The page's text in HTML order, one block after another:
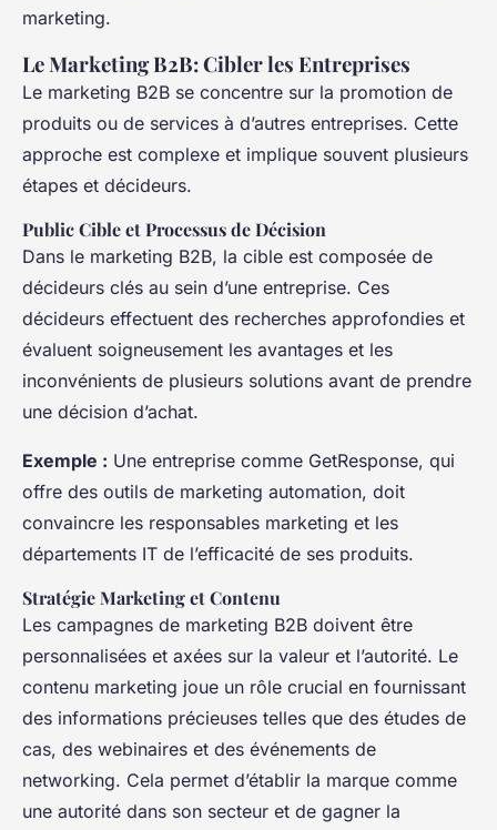
marketing.
Le Marketing B2B: Cibler les Entreprises
Le marketing B2B se concentre sur la promotion de
produits ou de services à d’autres entreprises. Cette
approche est complexe et implique souvent plusieurs
étapes et décideurs.
Public Cible et Processus de Décision
Dans le marketing B2B, la cible est composée de
décideurs clés au sein d’une entreprise. Ces
décideurs effectuent des recherches approfondies et
évaluent soigneusement les avantages et les
inconvénients de plusieurs solutions avant de prendre
une décision d’achat.
Exemple : Une entreprise comme GetResponse, qui
offre des outils de marketing automation, doit
convaincre les responsables marketing et les
départements IT de l’efficacité de ses produits.
Stratégie Marketing et Contenu
Les campagnes de marketing B2B doivent être
personnalisées et axées sur la valeur et l’autorité. Le
contenu marketing joue un rôle crucial en fournissant
des informations précieuses telles que des études de
cas, des webinaires et des événements de
networking. Cela permet d’établir la marque comme
une autorité dans son secteur et de gagner la